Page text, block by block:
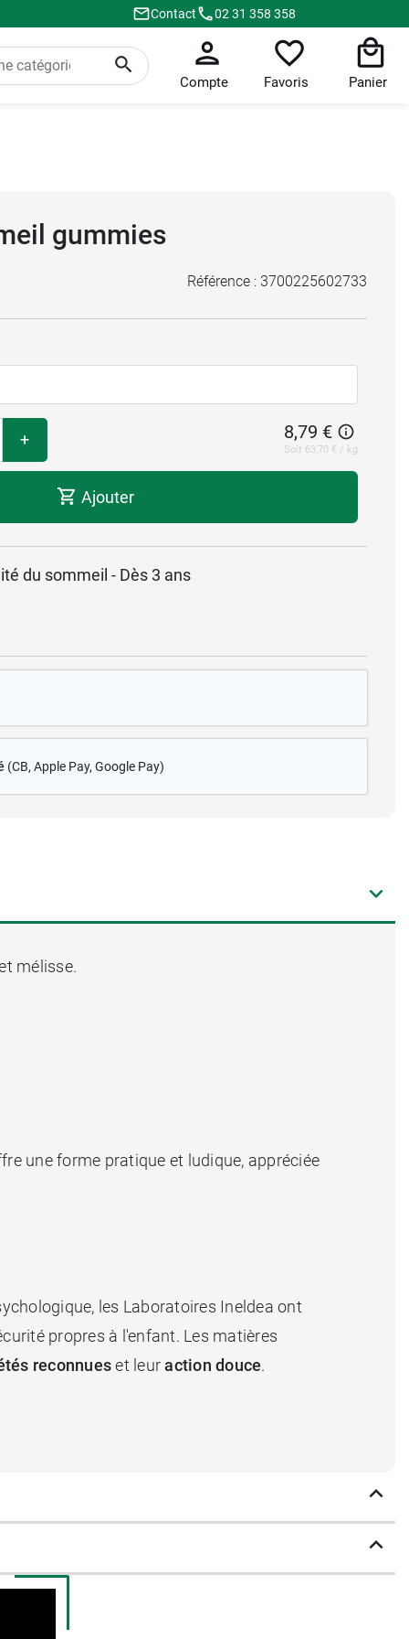
Contact 02 31 358 358
Compte Favoris Panier
gummies
Référence : 3700225602733
+ 8,79 €
Soit 63,70 € / kg
Ajouter
du sommeil - Dès 3 ans
(CB, Apple Pay, Google Pay)
mélisse.
une forme pratique et ludique, appréciée
les Laboratoires Ineldea ont
propres à l'enfant. Les matières
reconnueset leuraction douce.